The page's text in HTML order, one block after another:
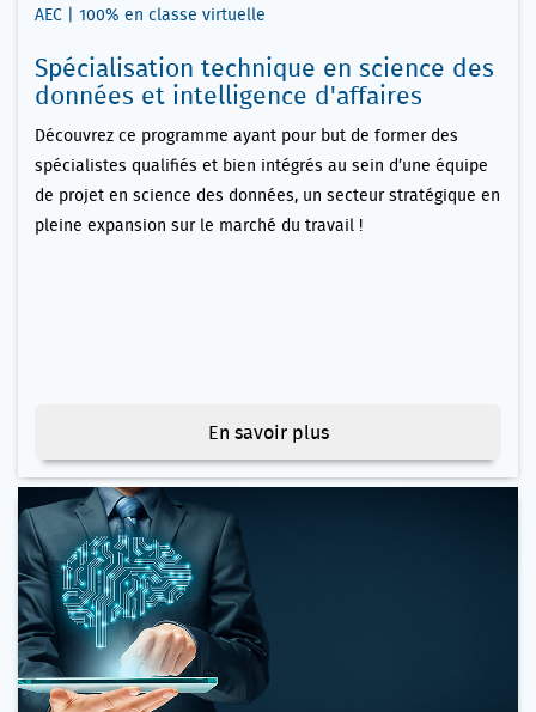
AEC | 100% en classe virtuelle
Spécialisation technique en science des
données et intelligence d'affaires
Découvrez ce programme ayant pour but de former des
spécialistes qualifiés et bien intégrés au sein d’une équipe
de projet en science des données, un secteur stratégique en
pleine expansion sur le marché du travail !
En savoir plus